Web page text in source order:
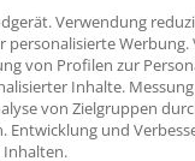
Verwendung
personalisierte
von Profilen zur
Inhalte.
von Zielgruppen
Entwicklung und
Inhalten.